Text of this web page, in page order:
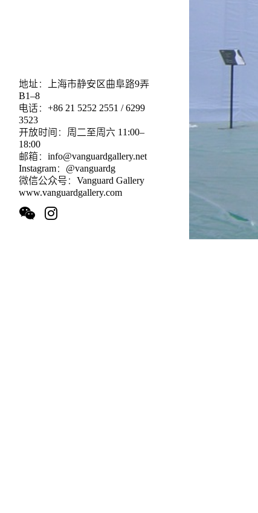
地址：上海市静安区曲阜路9弄
B1–8
电话：+86 21 5252 2551 / 6299
3523
开放时间：周二至周六 11:00–
18:00
邮箱：info@vanguardgallery.net
Instagram：@vanguardg
微信公众号：Vanguard Gallery
www.vanguardgallery.com